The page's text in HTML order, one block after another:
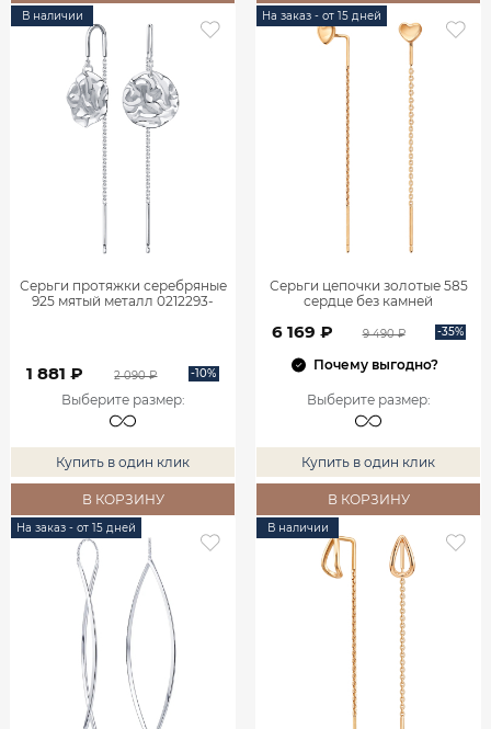
В наличии
Серьги протяжки серебряные
925 мятый металл 0212293-
1 881 ₽ 2 090 ₽ -10%
Выберите размер:
Купить в один клик
В КОРЗИНУ
На заказ - от 15 дней
Серьги цепочки золотые 585
сердце без камней
6 169 ₽ 9 490 ₽ -35%
Почему выгодно?
Выберите размер:
Купить в один клик
В КОРЗИНУ
На заказ - от 15 дней В наличии